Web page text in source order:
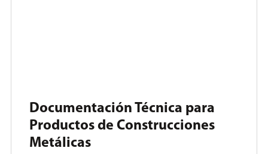
Documentación Técnica para
Productos de Construcciones
Metálicas